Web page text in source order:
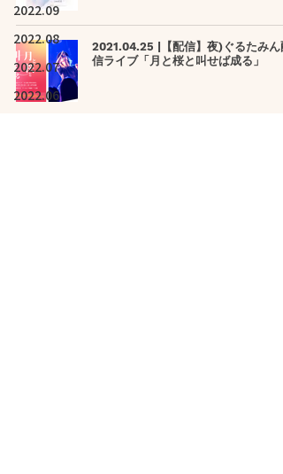
2022.09
2022.08
2022.07
2022.06
2021.04.25 |【配信】夜)ぐるたみん
信ライブ「月と桜と叫せば成る」